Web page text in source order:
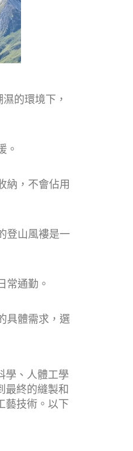
的環境下，
。
納，不會佔用
登山風褸是一
常通勤。
具體需求，選
學、人體工學
最終的縫製和
藝技術。以下